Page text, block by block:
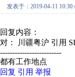
发表于：2019-04-11
回复内容：
对： 川疆粤沪 引用
-------------------------
都有工作地点
回复 引用 举报